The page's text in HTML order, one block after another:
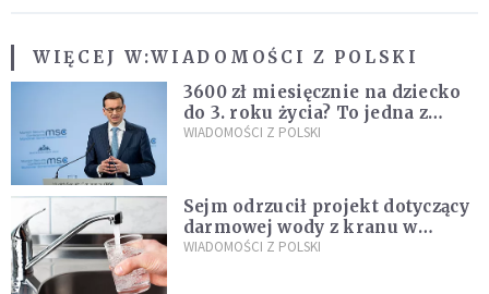
WIĘCEJ W:WIADOMOŚCI Z POLSKI
3600 zł miesięcznie na dziecko
do 3. roku życia? To jedna z
propozycji programu "Rozwój
WIADOMOŚCI Z POLSKI
Sejm odrzucił projekt dotyczący
darmowej wody z kranu w
restauracjach
WIADOMOŚCI Z POLSKI